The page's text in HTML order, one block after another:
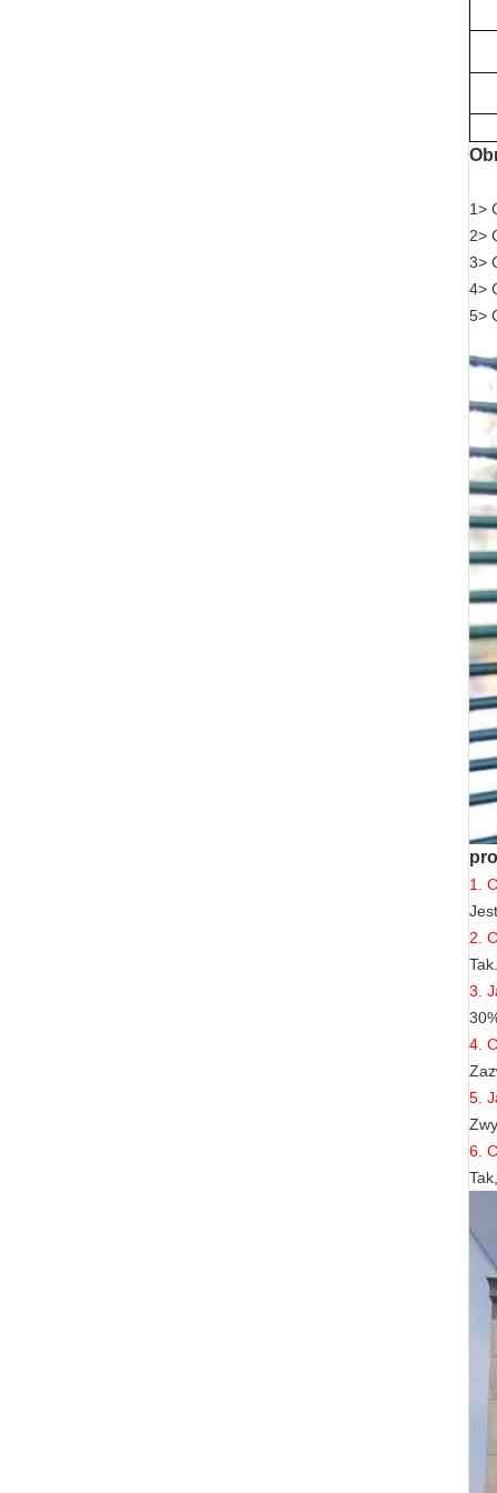
1>
2>
3>
4>
5>
1.
2.
Tak.
3.
4.
5.
6.